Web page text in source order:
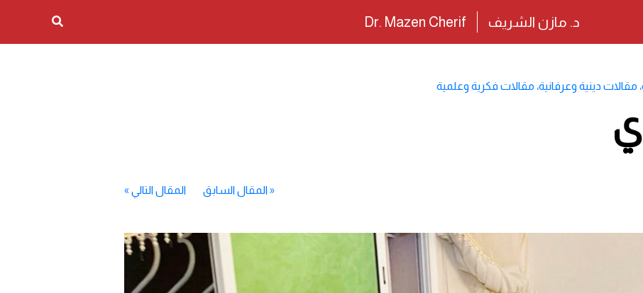
د. مازن الشريف Dr. Mazen Cherif
، مقالات دينية وعرفانية، مقالات فكرية وعلمية
«المقال السابق المقال التالي »